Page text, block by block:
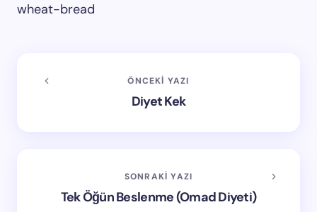
wheat-bread
ÖNCEKI YAZI
Diyet Kek
SONRAKI YAZI
Tek Öğün Beslenme (Omad Diyeti)